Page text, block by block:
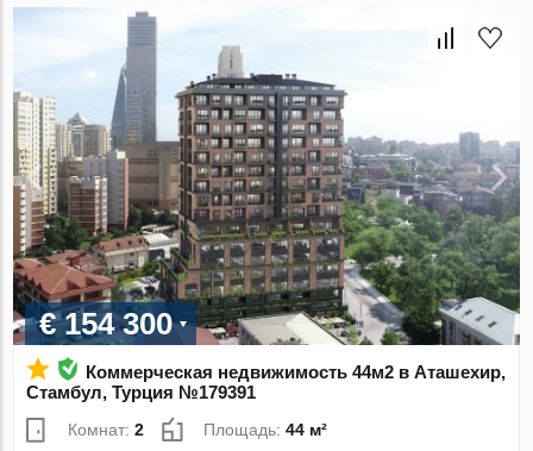
€ 154 300
Коммерческая недвижимость 44м2 в Аташехир,
Стамбул, Турция №179391
Комнат:2 Площадь:44 м²